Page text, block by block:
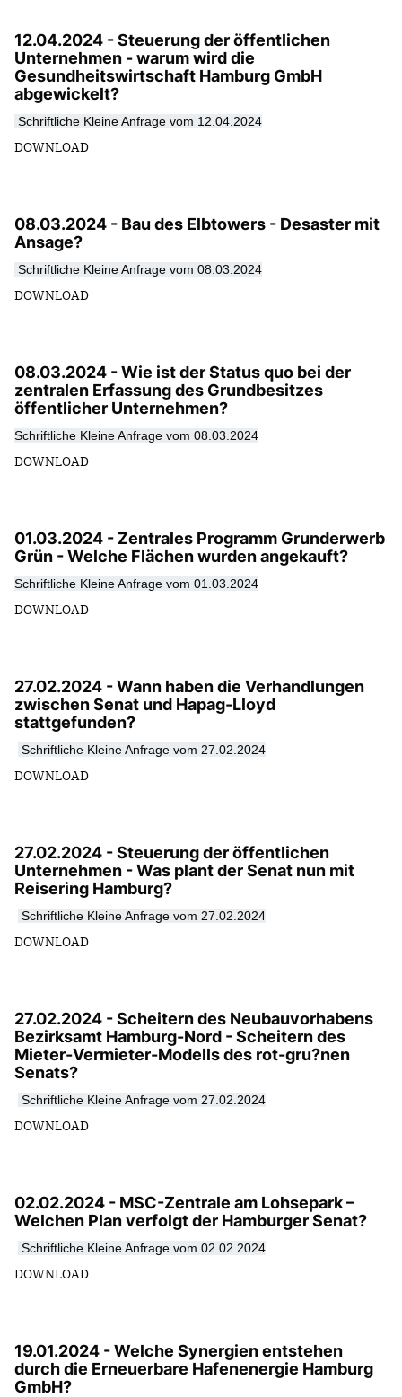
12.04.2024 - Steuerung der öffentlichen
Unternehmen - warum wird die
Gesundheitswirtschaft Hamburg GmbH
abgewickelt?
Schriftliche Kleine Anfrage vom 12.04.2024
DOWNLOAD
08.03.2024 - Bau des Elbtowers - Desaster mit
Ansage?
Schriftliche Kleine Anfrage vom 08.03.2024
DOWNLOAD
08.03.2024 - Wie ist der Status quo bei der
zentralen Erfassung des Grundbesitzes
öffentlicher Unternehmen?
Schriftliche Kleine Anfrage vom 08.03.2024
DOWNLOAD
01.03.2024 - Zentrales Programm Grunderwerb
Grün - Welche Flächen wurden angekauft?
Schriftliche Kleine Anfrage vom 01.03.2024
DOWNLOAD
27.02.2024 - Wann haben die Verhandlungen
zwischen Senat und Hapag-Lloyd
stattgefunden?
Schriftliche Kleine Anfrage vom 27.02.2024
DOWNLOAD
27.02.2024 - Steuerung der öffentlichen
Unternehmen - Was plant der Senat nun mit
Reisering Hamburg?
Schriftliche Kleine Anfrage vom 27.02.2024
DOWNLOAD
27.02.2024 - Scheitern des Neubauvorhabens
Bezirksamt Hamburg-Nord - Scheitern des
Mieter-Vermieter-Modells des rot-gru?nen
Senats?
Schriftliche Kleine Anfrage vom 27.02.2024
DOWNLOAD
02.02.2024 - MSC-Zentrale am Lohsepark –
Welchen Plan verfolgt der Hamburger Senat?
Schriftliche Kleine Anfrage vom 02.02.2024
DOWNLOAD
19.01.2024 - Welche Synergien entstehen
durch die Erneuerbare Hafenenergie Hamburg
GmbH?